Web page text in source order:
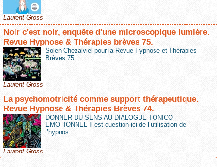
Laurent Gross
Noir c'est noir, enquête d'une microscopique lumière.
Revue Hypnose & Thérapies brèves 75.
Solen Chezalviel pour la Revue Hypnose et Thérapies
Brèves 75....
Laurent Gross
La psychomotricité comme support thérapeutique.
Revue Hypnose & Thérapies Brèves 74.
DONNER DU SENS AU DIALOGUE TONICO-
ÉMOTIONNEL Il est question ici de l’utilisation de
l’hypnos...
Laurent Gross